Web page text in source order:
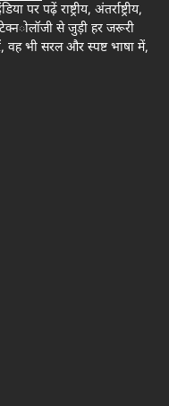
पर पढ़ें राष्ट्रीय, अंतर्राष्ट्रीय,
से जुड़ी हर जरूरी
भी सरल और स्पष्ट भाषा में,